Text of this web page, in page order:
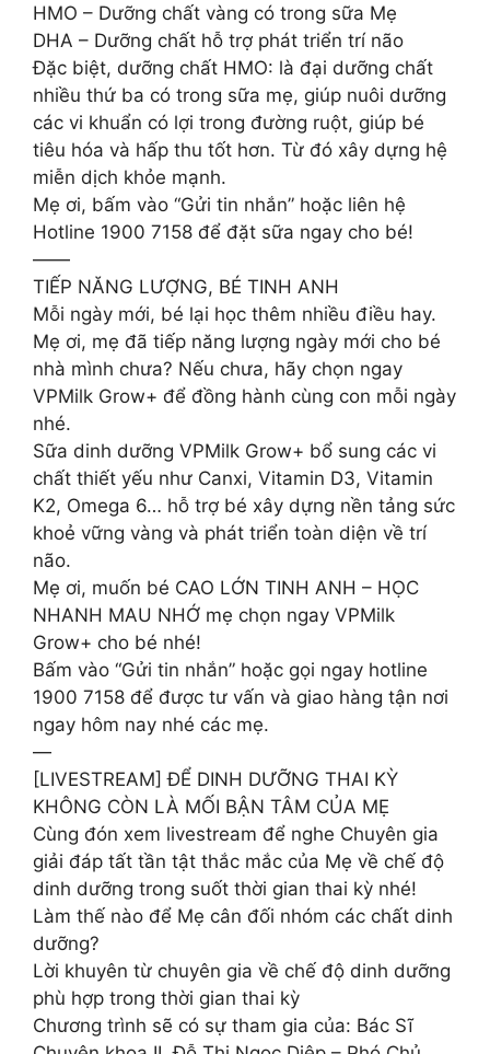
HMO – Dưỡng chất vàng có trong sữa Mẹ
DHA – Dưỡng chất hỗ trợ phát triển trí não
Đặc biệt, dưỡng chất HMO: là đại dưỡng chất
nhiều thứ ba có trong sữa mẹ, giúp nuôi dưỡng
các vi khuẩn có lợi trong đường ruột, giúp bé
tiêu hóa và hấp thu tốt hơn. Từ đó xây dựng hệ
miễn dịch khỏe mạnh.
Mẹ ơi, bấm vào “Gửi tin nhắn” hoặc liên hệ
Hotline 1900 7158 để đặt sữa ngay cho bé!
——
TIẾP NĂNG LƯỢNG, BÉ TINH ANH
Mỗi ngày mới, bé lại học thêm nhiều điều hay.
Mẹ ơi, mẹ đã tiếp năng lượng ngày mới cho bé
nhà mình chưa? Nếu chưa, hãy chọn ngay
VPMilk Grow+ để đồng hành cùng con mỗi ngày
nhé.
Sữa dinh dưỡng VPMilk Grow+ bổ sung các vi
chất thiết yếu như Canxi, Vitamin D3, Vitamin
K2, Omega 6… hỗ trợ bé xây dựng nền tảng sức
khoẻ vững vàng và phát triển toàn diện về trí
não.
Mẹ ơi, muốn bé CAO LỚN TINH ANH – HỌC
NHANH MAU NHỚ mẹ chọn ngay VPMilk
Grow+ cho bé nhé!
Bấm vào “Gửi tin nhắn” hoặc gọi ngay hotline
1900 7158 để được tư vấn và giao hàng tận nơi
ngay hôm nay nhé các mẹ.
—
[LIVESTREAM] ĐỂ DINH DƯỠNG THAI KỲ
KHÔNG CÒN LÀ MỐI BẬN TÂM CỦA MẸ
Cùng đón xem livestream để nghe Chuyên gia
giải đáp tất tần tật thắc mắc của Mẹ về chế độ
dinh dưỡng trong suốt thời gian thai kỳ nhé!
Làm thế nào để Mẹ cân đối nhóm các chất dinh
dưỡng?
Lời khuyên từ chuyên gia về chế độ dinh dưỡng
phù hợp trong thời gian thai kỳ
Chương trình sẽ có sự tham gia của: Bác Sĩ